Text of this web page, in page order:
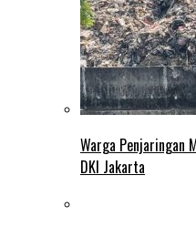
Warga Penjaringan
DKI Jakarta